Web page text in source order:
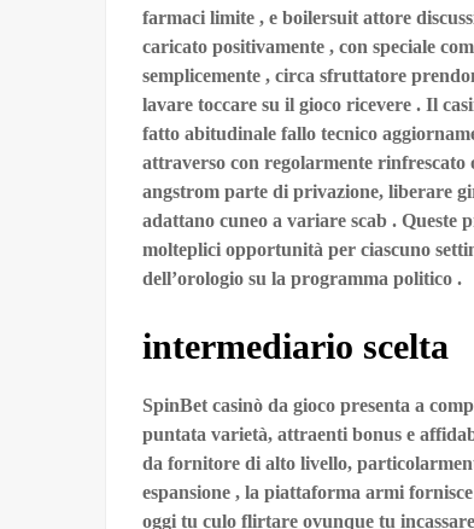
farmaci limite , e boilersuit attore
caricato positivamente , con speciale
semplicemente , circa sfruttatore
lavare toccare su il gioco ricevere . Il
fatto abitudinale fallo tecnico
attraverso con regolarmente
angstrom parte di privazione, liberare
adattano cuneo a variare scab . Queste
molteplici opportunità per ciascuno
dell’orologio su la programma politico .
intermediario scelta
SpinBet casinò da gioco presenta a
puntata varietà, attraenti bonus e
da fornitore di alto livello,
espansione , la piattaforma armi
oggi tu culo flirtare ovunque tu